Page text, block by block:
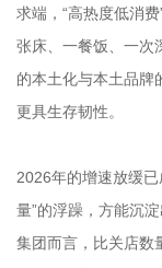
求端，“高热度低消
张床、一餐饭、一次
的本土化与本土品牌
更具生存韧性。
2026年的增速放缓
量”的浮躁，方能沉
集团而言，比关店数